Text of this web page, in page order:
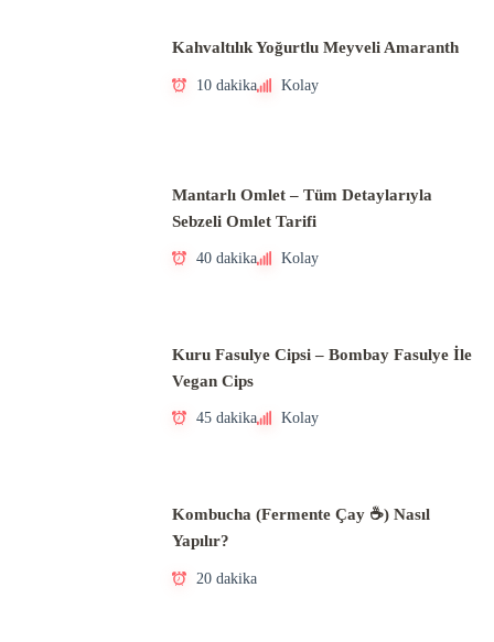
Kahvaltılık Yoğurtlu Meyveli Amaranth
10 dakika Kolay
Mantarlı Omlet – Tüm Detaylarıyla
Sebzeli Omlet Tarifi
40 dakika Kolay
Kuru Fasulye Cipsi – Bombay Fasulye İle
Vegan Cips
45 dakika Kolay
Kombucha (Fermente Çay ☕) Nasıl
Yapılır?
20 dakika